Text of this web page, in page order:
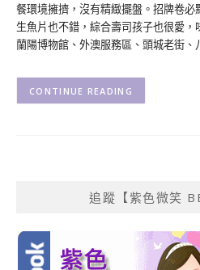
餐環境擁擠，沒有精緻擺盤。招牌卷
生魚片也不錯，綜合壽司孩子也很愛
蘭陽博物館、外澳服務區、頭城老街
CONTINUE READING
追蹤【紫色微笑